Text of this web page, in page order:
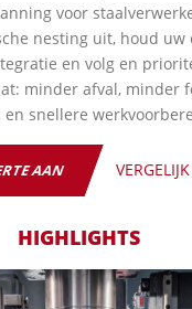
voor
nesting uit, houd uw
en volg en
minder afval, minder
en snellere
AAN
HIGHLIGHTS